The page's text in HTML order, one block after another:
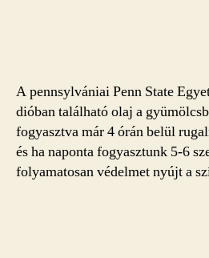
A pennsylvániai Penn State
dióban található olaj a
fogyasztva már 4 órán belül
és ha naponta fogyasztunk 5-6
folyamatosan védelmet nyújt a